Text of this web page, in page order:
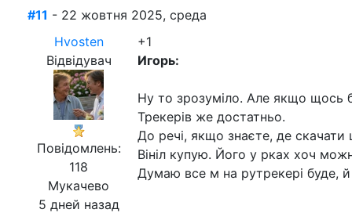
#11 - 22 жовтня 2025, среда
Hvosten
Відвідувач
Повідомлень:
118
Мукачево
5 дней назад
+1
Игорь:
Ну то зрозуміло. Але якщо щось
Трекерів же достатньо.
До речі, якщо знаєте, де скачати
Вініл купую. Його у рках хоч
Думаю все м на рутрекері буде,